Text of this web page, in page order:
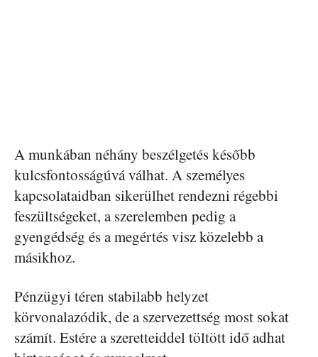
A munkában néhány beszélgetés később
kulcsfontosságúvá válhat. A személyes
kapcsolataidban sikerülhet rendezni régebbi
feszültségeket, a szerelemben pedig a
gyengédség és a megértés visz közelebb a
másikhoz.
Pénzügyi téren stabilabb helyzet
körvonalazódik, de a szervezettség most sokat
számít. Estére a szeretteiddel töltött idő adhat